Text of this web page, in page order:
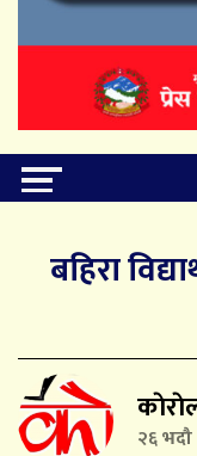
बहिरा
२६